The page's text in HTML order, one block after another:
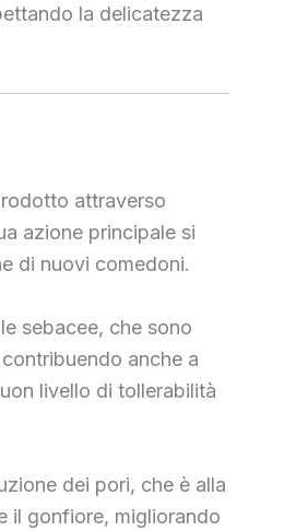
la delicatezza
attraverso
azione principale si
di nuovi comedoni.
sebacee, che sono
anche a
livello di tollerabilità
dei pori, che è alla
il gonfiore, migliorando